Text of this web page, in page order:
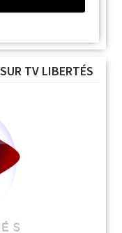
TV LIBERTÉS